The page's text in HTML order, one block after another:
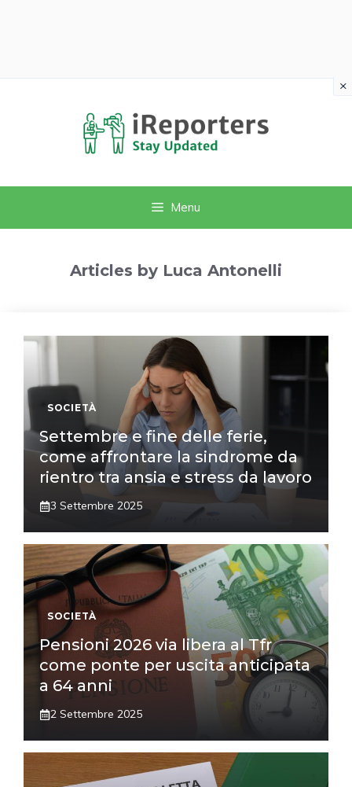
Menu
Articles by Luca Antonelli
SOCIETÀ
Settembre e fine delle ferie,
come affrontare la sindrome da
rientro tra ansia e stress da lavoro
3 Settembre 2025
SOCIETÀ
Pensioni 2026 via libera al Tfr
come ponte per uscita anticipata
a 64 anni
2 Settembre 2025
×